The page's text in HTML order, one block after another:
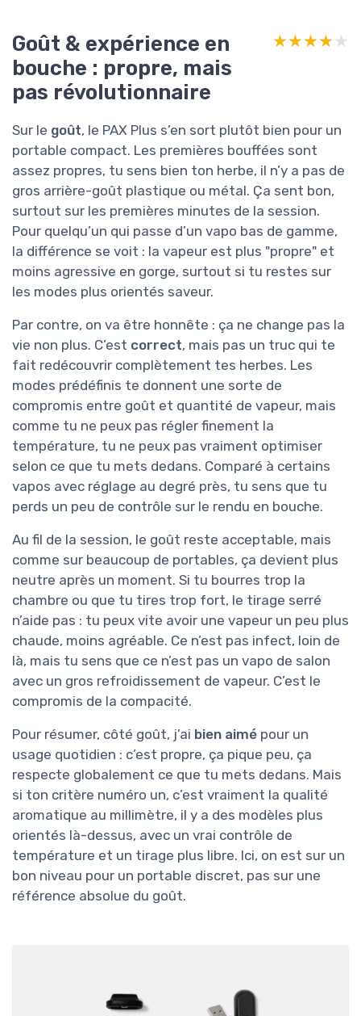
Goût & expérience en
bouche : propre, mais
pas révolutionnaire
★★★★★
★★★★★
Sur le goût, le PAX Plus s’en sort plutôt bien pour un
portable compact. Les premières bouffées sont
assez propres, tu sens bien ton herbe, il n’y a pas de
gros arrière-goût plastique ou métal. Ça sent bon,
surtout sur les premières minutes de la session.
Pour quelqu’un qui passe d’un vapo bas de gamme,
la différence se voit : la vapeur est plus "propre" et
moins agressive en gorge, surtout si tu restes sur
les modes plus orientés saveur.
Par contre, on va être honnête : ça ne change pas la
vie non plus. C’est correct, mais pas un truc qui te
fait redécouvrir complètement tes herbes. Les
modes prédéfinis te donnent une sorte de
compromis entre goût et quantité de vapeur, mais
comme tu ne peux pas régler finement la
température, tu ne peux pas vraiment optimiser
selon ce que tu mets dedans. Comparé à certains
vapos avec réglage au degré près, tu sens que tu
perds un peu de contrôle sur le rendu en bouche.
Au fil de la session, le goût reste acceptable, mais
comme sur beaucoup de portables, ça devient plus
neutre après un moment. Si tu bourres trop la
chambre ou que tu tires trop fort, le tirage serré
n’aide pas : tu peux vite avoir une vapeur un peu plus
chaude, moins agréable. Ce n’est pas infect, loin de
là, mais tu sens que ce n’est pas un vapo de salon
avec un gros refroidissement de vapeur. C’est le
compromis de la compacité.
Pour résumer, côté goût, j’ai bien aimé pour un
usage quotidien : c’est propre, ça pique peu, ça
respecte globalement ce que tu mets dedans. Mais
si ton critère numéro un, c’est vraiment la qualité
aromatique au millimètre, il y a des modèles plus
orientés là-dessus, avec un vrai contrôle de
température et un tirage plus libre. Ici, on est sur un
bon niveau pour un portable discret, pas sur une
référence absolue du goût.